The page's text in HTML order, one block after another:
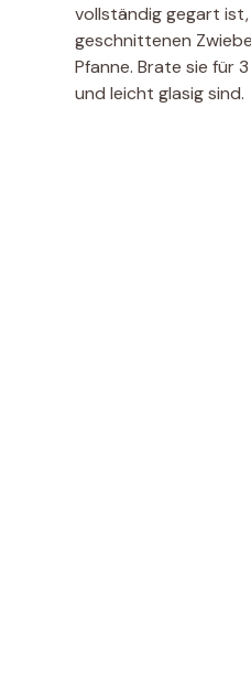
vollständig gegart
geschnittenen
Pfanne. Brate sie für
und leicht glasig sind.